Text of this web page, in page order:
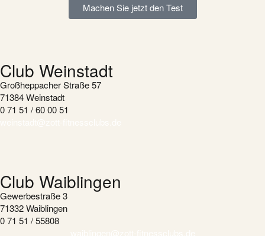
Machen Sie jetzt den Test
Club Weinstadt
Großheppacher Straße 57
71384 Weinstadt
0 71 51 / 60 00 51
Club Waiblingen
Gewerbestraße 3
71332 Waiblingen
0 71 51 / 55808